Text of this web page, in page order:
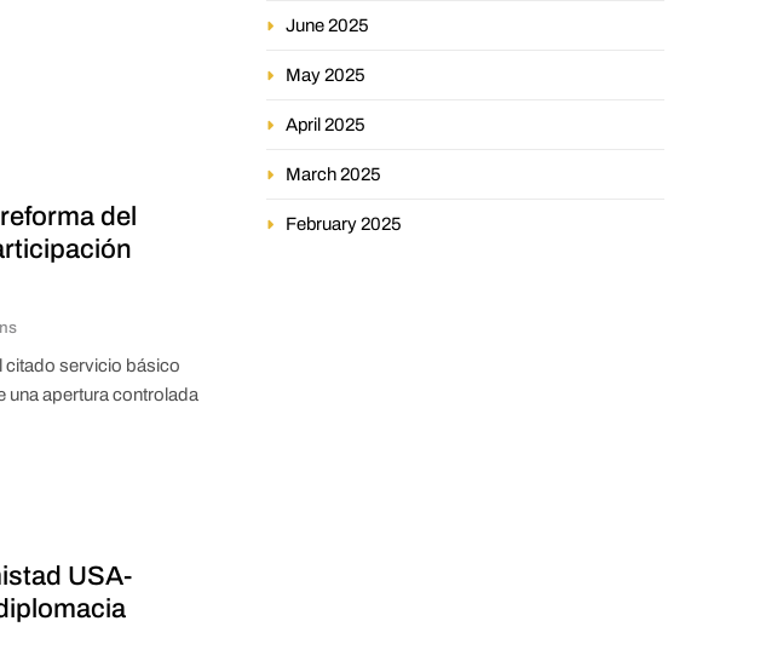
del
citado servicio básico
una apertura controlada
USA-
June 2025
May 2025
April 2025
March 2025
February 2025